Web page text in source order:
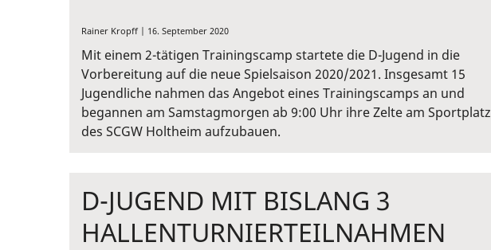
Rainer Kropff | 16. September 2020
Mit einem 2-tätigen Trainingscamp startete die D-Jugend in die
Vorbereitung auf die neue Spielsaison 2020/2021. Insgesamt 15
Jugendliche nahmen das Angebot eines Trainingscamps an und
begannen am Samstagmorgen ab 9:00 Uhr ihre Zelte am Sportplatz
des SCGW Holtheim aufzubauen.
D-JUGEND MIT BISLANG 3
HALLENTURNIERTEILNAHMEN